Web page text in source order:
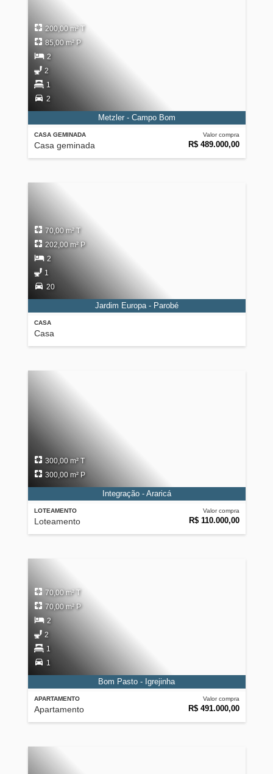
CASA GEMINADA
Casa geminada
Valor compra
R$ 489.000,00
200,00 m² T
85,00 m² P
2
2
1
2
Metzler - Campo Bom
CASA
Casa
70,00 m² T
202,00 m² P
2
1
20
Jardim Europa - Parobé
LOTEAMENTO
Loteamento
Valor compra
R$ 110.000,00
300,00 m² T
300,00 m² P
Integração - Araricá
APARTAMENTO
Apartamento
Valor compra
R$ 491.000,00
70,00 m² T
70,00 m² P
2
2
1
1
Bom Pasto - Igrejinha